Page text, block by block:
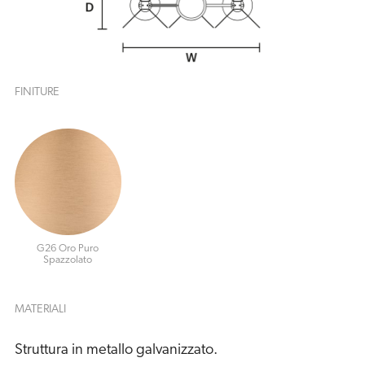
FINITURE
G26 Oro Puro
Spazzolato
MATERIALI
Struttura in metallo galvanizzato.